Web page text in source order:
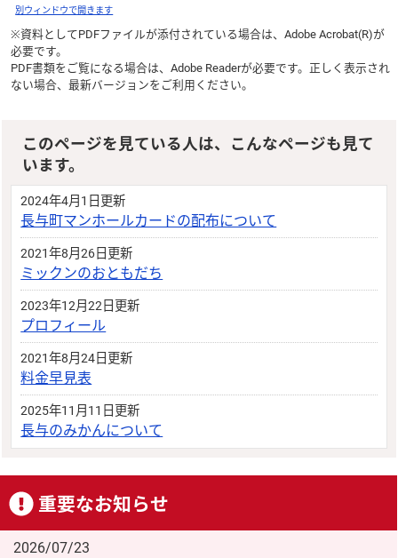
別ウィンドウで開きます
※資料としてPDFファイルが添付されている場合は、Adobe Acrobat(R)が
必要です。
PDF書類をご覧になる場合は、Adobe Readerが必要です。正しく表示され
ない場合、最新バージョンをご利用ください。
このページを見ている人は、こんなページも見て
います。
2024年4月1日更新
長与町マンホールカードの配布について
2021年8月26日更新
ミックンのおともだち
2023年12月22日更新
プロフィール
2021年8月24日更新
料金早見表
2025年11月11日更新
長与のみかんについて
重要なお知らせ
2026/07/23